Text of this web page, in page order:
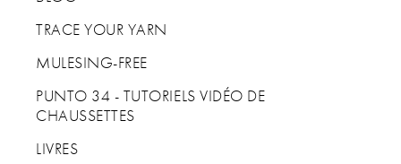
TRACE YOUR YARN
MULESING-FREE
PUNTO 34 - TUTORIELS VIDÉO DE
CHAUSSETTES
LIVRES